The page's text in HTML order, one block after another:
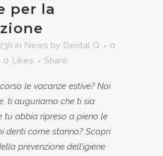
per la
in News by Dental Q
0
0 Likes Share
le vacanze estive? Noi
ti auguriamo che ti sia
tu abbia ripreso a pieno le
denti come stanno? Scopri
prevenzione dell’igiene